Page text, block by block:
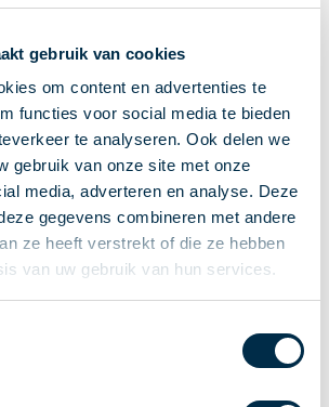
gebruik van cookies
om content en advertenties te
functies voor social media te bieden
te analyseren. Ook delen we
gebruik van onze site met onze
media, adverteren en analyse. Deze
gegevens combineren met andere
ze heeft verstrekt of die ze hebben
van uw gebruik van hun services.
betalen
rekeningen en diensten
in het betalingsverkeer